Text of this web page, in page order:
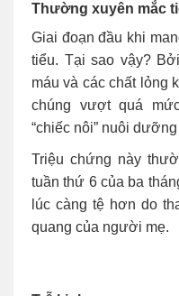
Thường xuyên mắc
Giai đoạn đầu khi
tiểu. Tại sao vậy?
máu và các chất lỏng
chúng vượt quá
“chiếc nôi” nuôi
Triệu chứng này
tuần thứ 6 của ba
lúc càng tệ hơn do
quang của người mẹ.